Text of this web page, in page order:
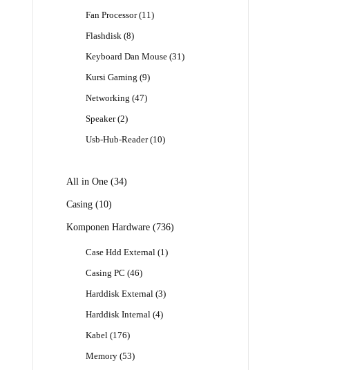
Fan Processor 1111
Flashdisk 88
Keyboard Dan Mouse 3131
Kursi Gaming 99
Networking 4747
Speaker 22
Usb-Hub-Reader 1010
All in One 3434
Casing
1010
Komponen Hardware
736736
Case Hdd External 11
Casing PC 4646
Harddisk External 33
Harddisk Internal 44
Kabel 176176
Memory 5353